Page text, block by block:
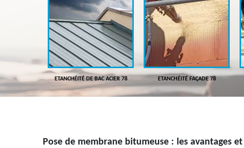
78 ETANCHÉITÉ DE BAC ACIER 78 ETANCHÉITÉ FAÇADE 78
Pose de membrane bitumeuse : les avantages